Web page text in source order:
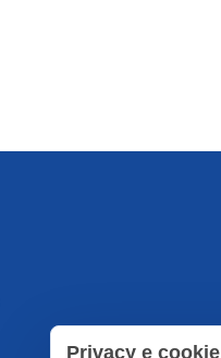
Privacy e cookie